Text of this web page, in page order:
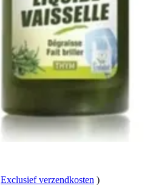
Exclusief verzendkosten )